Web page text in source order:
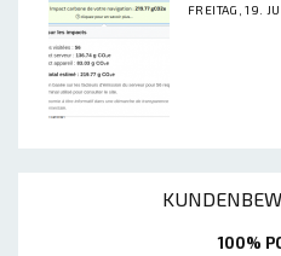
FREITAG, 19.
100%